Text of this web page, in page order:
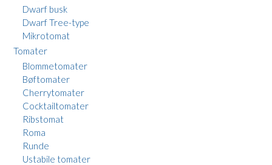
Dwarf busk
Dwarf Tree-type
Mikrotomat
Tomater
Blommetomater
Bøftomater
Cherrytomater
Cocktailtomater
Ribstomat
Roma
Runde
Ustabile tomater